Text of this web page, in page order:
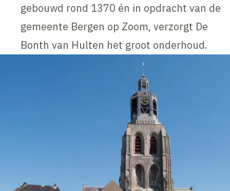
gebouwd rond 1370 én in opdracht van de
gemeente Bergen op Zoom, verzorgt De
Bonth van Hulten het groot onderhoud.